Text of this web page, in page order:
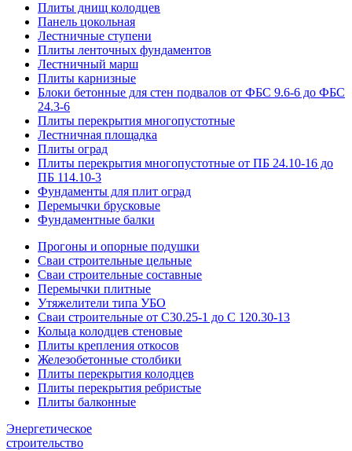
Плиты днищ колодцев
Панель цокольная
Лестничные ступени
Плиты ленточных фундаментов
Лестничный марш
Плиты карнизные
Блоки бетонные для стен подвалов от ФБС 9.6-6 до ФБС
24.3-6
Плиты перекрытия многопустотные
Лестничная площадка
Плиты оград
Плиты перекрытия многопустотные от ПБ 24.10-16 до
ПБ 114.10-3
Фундаменты для плит оград
Перемычки брусковые
Фундаментные балки
Прогоны и опорные подушки
Сваи строительные цельные
Сваи строительные составные
Перемычки плитные
Утяжелители типа УБО
Сваи строительные от С30.25-1 до С 120.30-13
Кольца колодцев стеновые
Плиты крепления откосов
Железобетонные столбики
Плиты перекрытия колодцев
Плиты перекрытия ребристые
Плиты балконные
Энергетическое
строительство